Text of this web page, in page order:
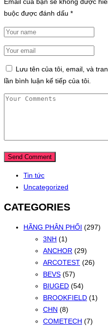
buộc được đánh dấu *
Lưu tên của tôi, email, và
lần bình luận kế tiếp của tôi.
Tin tức
Uncategorized
CATEGORIES
HÃNG PHÂN PHỐI (297)
3NH (1)
ANCHOR (29)
ARCOTEST (26)
BEVS (57)
BIUGED (54)
BROOKFIELD (1)
CHN (8)
COMETECH (7)